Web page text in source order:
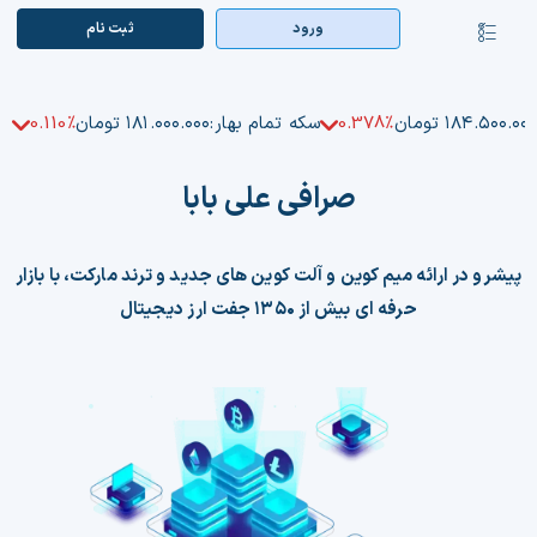
کنترلر
قیمت تتر
تابلوخوانی ارزهای دیجیتال
ورود ثبت‌ نام
۱۸۴.۵۰۰.۰۰۰ تومان 0.378% سکه تمام بهار:۱۸۱.۰۰۰.۰۰۰ تومان 0.110%
صرافی علی بابا
پیشرو در ارائه میم کوین و آلت کوین های جدید و ترند مارکت، با بازار
حرفه ای بیش از ۱۳۵۰ جفت ارز دیجیتال